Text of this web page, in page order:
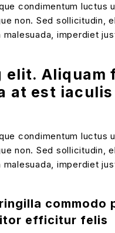
condimentum luctus
non. Sed sollicitudin,
imperdiet
Aliquam
at est
condimentum luctus
non. Sed sollicitudin,
imperdiet
commodo
efficitur felis